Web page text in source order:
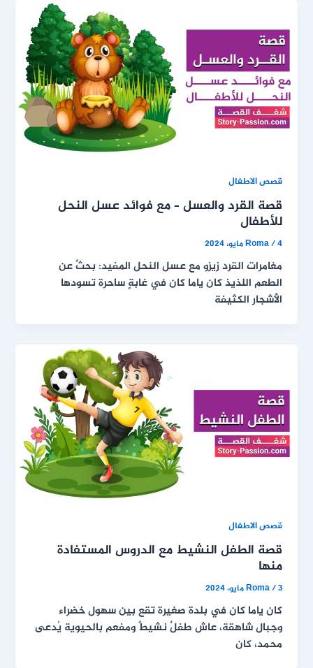
قصص الاطفال
قصة القرد والعسل – مع فوائد عسل النحل
للأطفال
Roma/4 مايو، 2024
مغامرات القرد زيزو مع عسل النحل المفيد: بحثٌ عن
الطعم اللذيذ كان ياما كان في غابةٍ ساحرة تسودها
الأشجار الكثيفة
قصص الاطفال
قصة الطفل النشيط مع الدروس المستفادة
منها
Roma/3 مايو، 2024
كان ياما كان في بلدة صغيرة تقع بين سهول خضراء
وجبال شاهقة، عاش طفلٌ نشيطٌ ومفعم بالحيوية يُدعى
محمد، كان